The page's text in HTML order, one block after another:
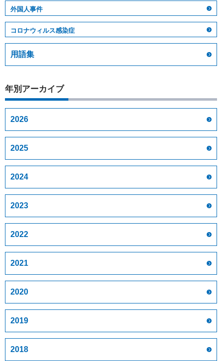
外国人事件
コロナウィルス感染症
用語集
年別アーカイブ
2026
2025
2024
2023
2022
2021
2020
2019
2018